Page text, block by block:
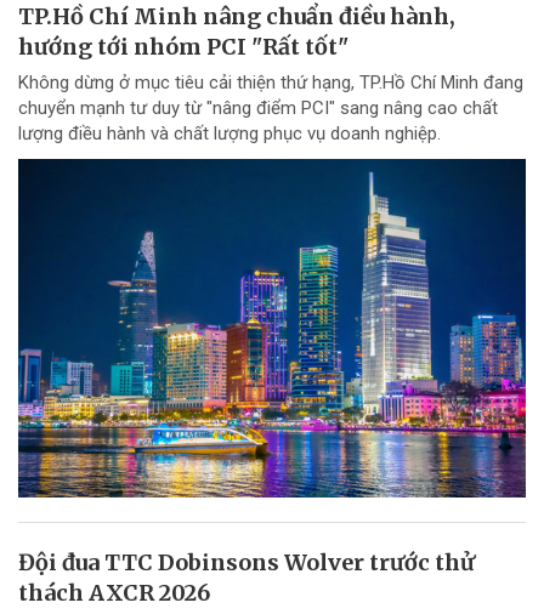
TP.Hồ Chí Minh nâng chuẩn điều hành,
hướng tới nhóm PCI "Rất tốt"
Không dừng ở mục tiêu cải thiện thứ hạng, TP.Hồ Chí Minh đang
chuyển mạnh tư duy từ "nâng điểm PCI" sang nâng cao chất
lượng điều hành và chất lượng phục vụ doanh nghiệp.
Đội đua TTC Dobinsons Wolver trước thử
thách AXCR 2026